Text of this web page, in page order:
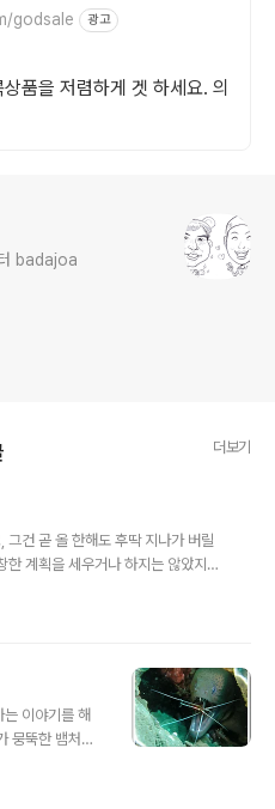
godsale 광고
품을 저렴하게 겟 하세요. 의
인스타 badajoa0 | 페이스북 /트위터 badajoa
더보기
건 곧 올 한해도 후딱 지나가 버릴
계획을 세우거나 하지는 않았지
면은 있지만 [크리스마스]입니다.
기척이 느껴지면 구멍속으로 쏙~
곤 하죠. 다시 나올때의 모습은 마치
다. (꽃망울 앞에 카메라 설치해놓고
이야기를 해
뭉뚝한 뱀처럼
고 있네요. 새